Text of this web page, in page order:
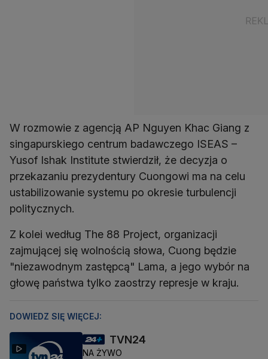
W rozmowie z agencją AP Nguyen Khac Giang z
singapurskiego centrum badawczego ISEAS –
Yusof Ishak Institute stwierdził, że decyzja o
przekazaniu prezydentury Cuongowi ma na celu
ustabilizowanie systemu po okresie turbulencji
politycznych.
Z kolei według The 88 Project, organizacji
zajmującej się wolnością słowa, Cuong będzie
"niezawodnym zastępcą" Lama, a jego wybór na
głowę państwa tylko zaostrzy represje w kraju.
DOWIEDZ SIĘ WIĘCEJ:
TVN24
NA ŻYWO